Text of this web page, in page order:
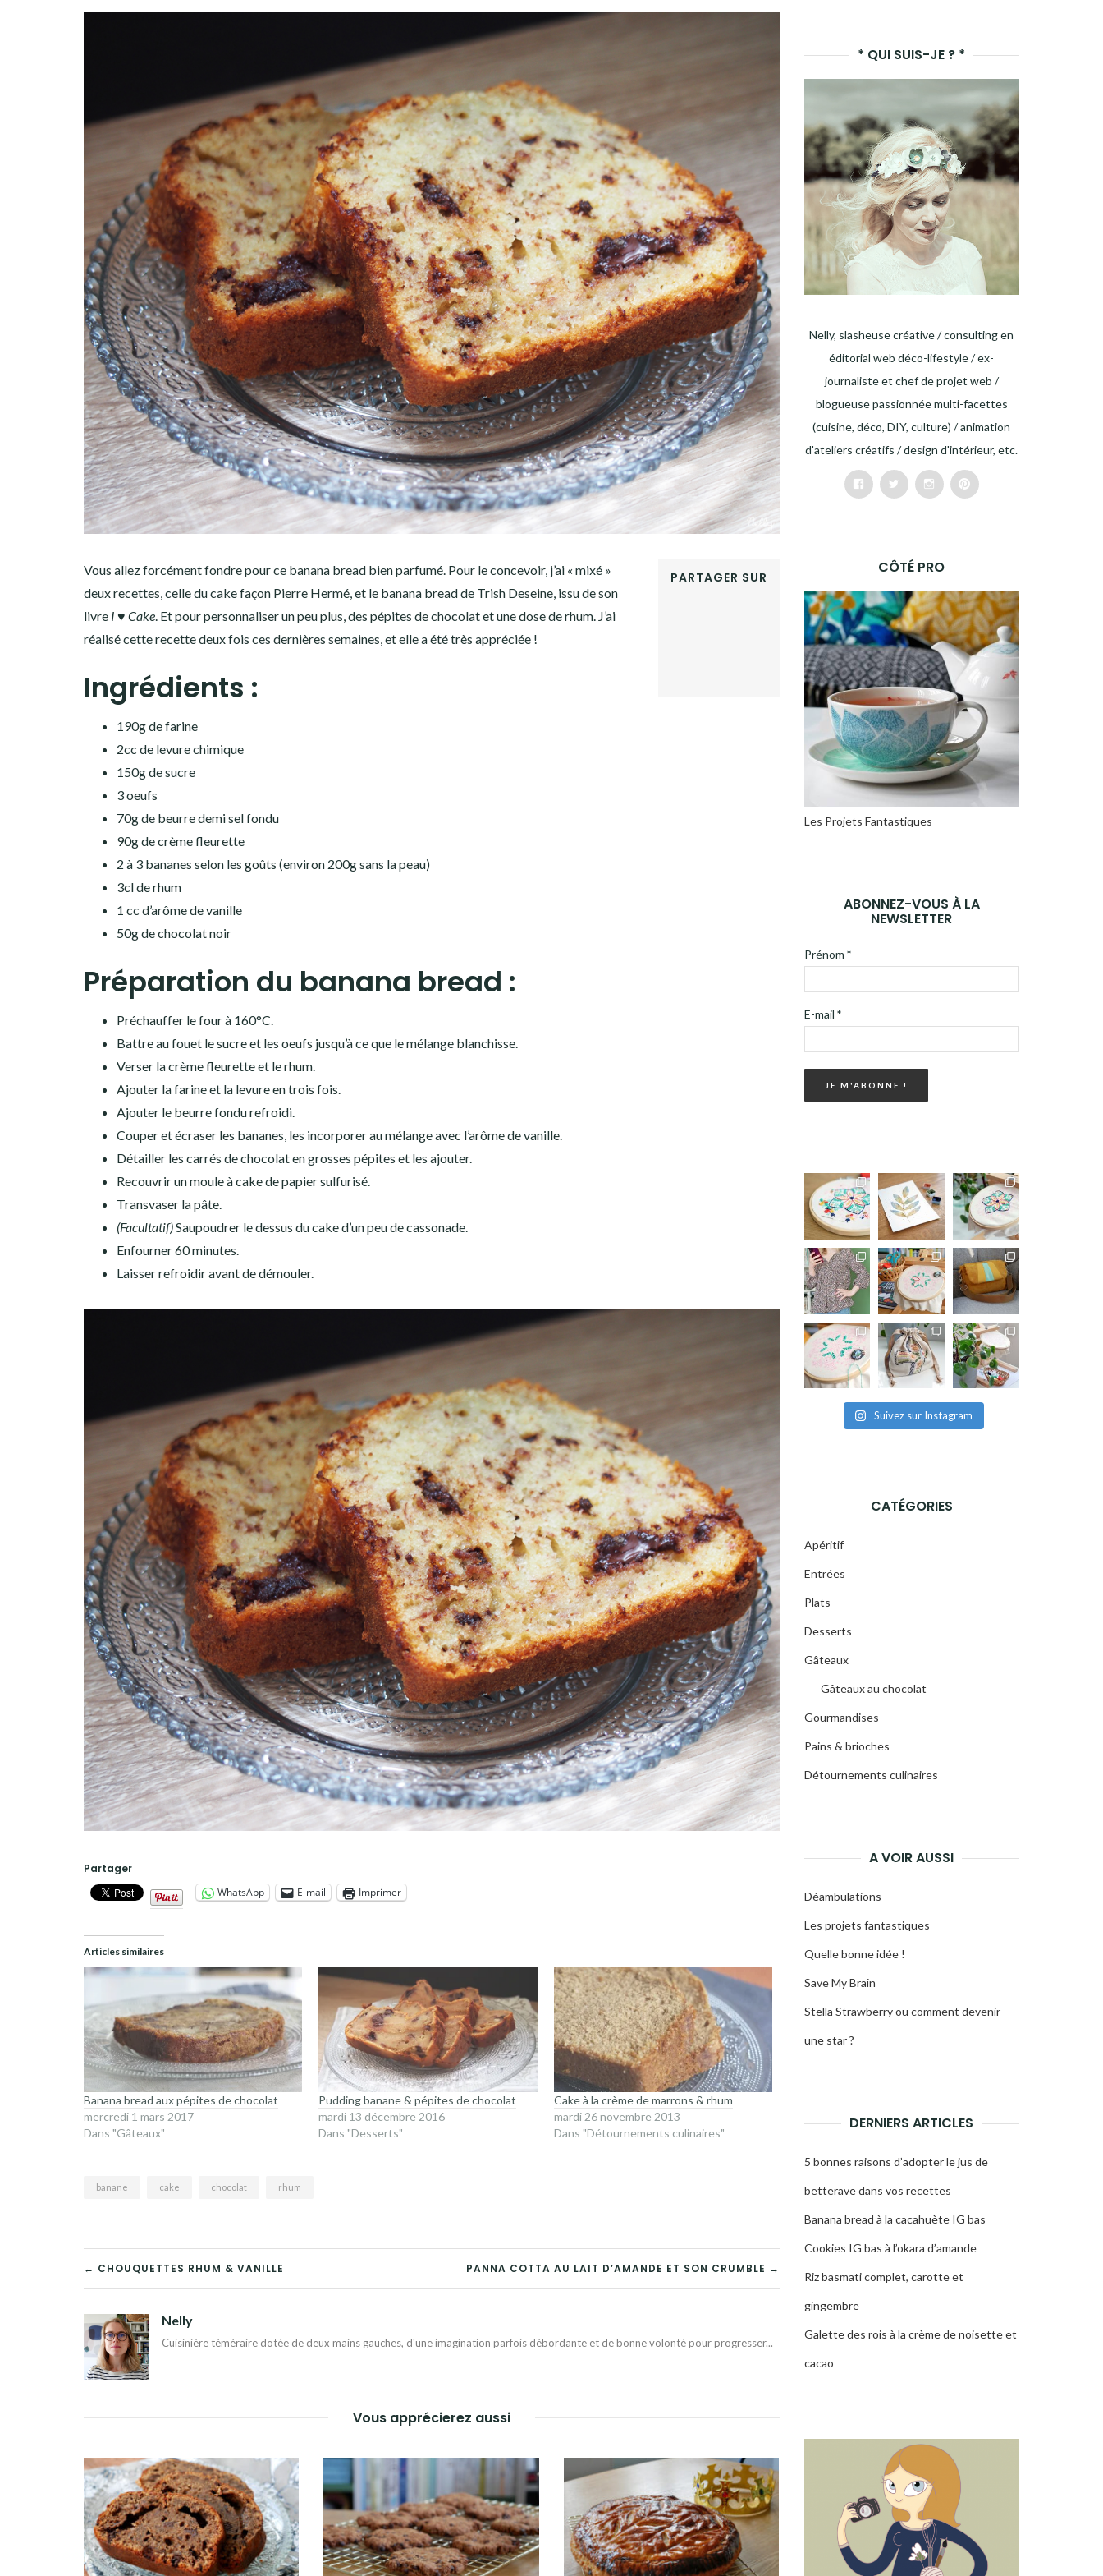
PARTAGER SUR
Vous allez forcément fondre pour ce banana bread bien parfumé. Pour le concevoir, j’ai « mixé »
deux recettes, celle du cake façon Pierre Hermé, et le banana bread de Trish Deseine, issu de son
livre I ♥ Cake . Et pour personnaliser un peu plus, des pépites de chocolat et une dose de rhum. J’ai
réalisé cette recette deux fois ces dernières semaines, et elle a été très appréciée !
Ingrédients :
190g de farine
2cc de levure chimique
150g de sucre
3 oeufs
70g de beurre demi sel fondu
90g de crème fleurette
2 à 3 bananes selon les goûts (environ 200g sans la peau)
3cl de rhum
1 cc d’arôme de vanille
50g de chocolat noir
Préparation du banana bread :
Préchauffer le four à 160°C.
Battre au fouet le sucre et les oeufs jusqu’à ce que le mélange blanchisse.
Verser la crème fleurette et le rhum.
Ajouter la farine et la levure en trois fois.
Ajouter le beurre fondu refroidi.
Couper et écraser les bananes, les incorporer au mélange avec l’arôme de vanille.
Détailler les carrés de chocolat en grosses pépites et les ajouter.
Recouvrir un moule à cake de papier sulfurisé.
Transvaser la pâte.
(Facultatif)Saupoudrer le dessus du cake d’un peu de cassonade.
Enfourner 60 minutes.
Laisser refroidir avant de démouler.
Partager
WhatsApp
E-mail Imprimer
Articles similaires
Banana bread aux pépites de chocolat
mercredi 1 mars 2017
Dans "Gâteaux"
Pudding banane & pépites de chocolat
mardi 13 décembre 2016
Dans "Desserts"
Cake à la crème de marrons & rhum
mardi 26 novembre 2013
Dans "Détournements culinaires"
banane cake chocolat rhum
NAVIGATION
DE
L’ARTICLE
← CHOUQUETTES RHUM & VANILLE PANNA COTTA AU LAIT D’AMANDE ET SON CRUMBLE →
Nelly
Cuisinière téméraire dotée de deux mains gauches, d'une imagination parfois débordante et de bonne volonté pour progresser...
Vous apprécierez aussi
* QUI SUIS-JE ? *
Nelly, slasheuse créative / consulting en
éditorial web déco-lifestyle / ex-
journaliste et chef de projet web /
blogueuse passionnée multi-facettes
(cuisine, déco, DIY, culture) / animation
d'ateliers créatifs / design d'intérieur, etc.
FacebookTwitter InstagramPinterest
CÔTÉ PRO
Les Projets Fantastiques
ABONNEZ-VOUS À LA
NEWSLETTER
Prénom *
E-mail *
Suivez sur Instagram
CATÉGORIES
Apéritif
Entrées
Plats
Desserts
Gâteaux
Gâteaux au chocolat
Gourmandises
Pains & brioches
Détournements culinaires
A VOIR AUSSI
Déambulations
Les projets fantastiques
Quelle bonne idée !
Save My Brain
Stella Strawberry ou comment devenir
une star ?
DERNIERS ARTICLES
5 bonnes raisons d’adopter le jus de
betterave dans vos recettes
Banana bread à la cacahuète IG bas
Cookies IG bas à l’okara d’amande
Riz basmati complet, carotte et
gingembre
Galette des rois à la crème de noisette et
cacao
Facebook
TwitterInstagram
Pinterest